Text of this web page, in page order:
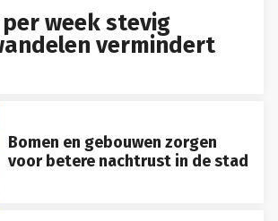
per week stevig
vermindert
Bomen en gebouwen zorgen
voor betere nachtrust in de stad